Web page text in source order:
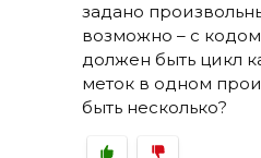
задано
возможно – с
должен быть цикл
меток в одном
быть несколько?